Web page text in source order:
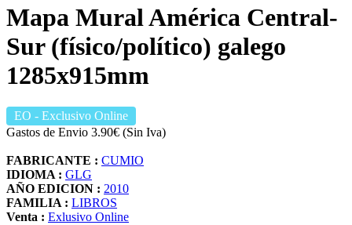
Mapa Mural América Central-
Sur (físico/político) galego
1285x915mm
EO - Exclusivo Online
Gastos de Envio 3.90€ (Sin Iva)
FABRICANTE : CUMIO
IDIOMA : GLG
AÑO EDICION : 2010
FAMILIA : LIBROS
Venta : Exlusivo Online